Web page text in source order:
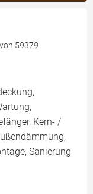
59379
Kern- /
Sanierung